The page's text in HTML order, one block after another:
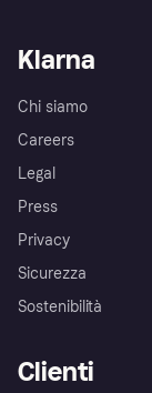
Klarna
Chi siamo
Careers
Legal
Press
Privacy
Sicurezza
Sostenibilità
Clienti